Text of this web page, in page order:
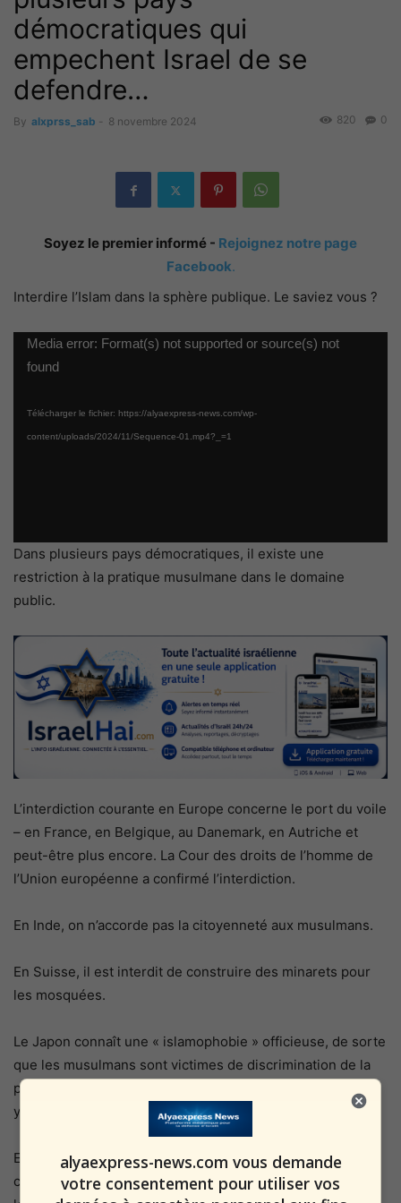
démocratiques qui
empechent Israel de se
defendre…
By alxprss_sab - 8 novembre 2024 0
820
Soyez le premier informé - Rejoignez notre page
Facebook.
Interdire l’Islam dans la sphère publique. Le saviez vous ?
Lecteur
vidéo
Media error: Format(s) not supported or source(s) not
found
Télécharger le fichier: https://alyaexpress-news.com/wp-
content/uploads/2024/11/Sequence-01.mp4?_=1
Dans plusieurs pays démocratiques, il existe une
restriction à la pratique musulmane dans le domaine
public.
L’interdiction courante en Europe concerne le port du voile
– en France, en Belgique, au Danemark, en Autriche et
peut-être plus encore. La Cour des droits de l’homme de
l’Union européenne a confirmé l’interdiction.
En Inde, on n’accorde pas la citoyenneté aux musulmans.
En Suisse, il est interdit de construire des minarets pour
les mosquées.
Le Japon connaît une « islamophobie » officieuse, de sorte
que les musulmans sont victimes de discrimination de la
part de la population locale, le gouvernement fermant les
yeux.
En Pologne et dans d’autres pays d’Europe de l’Est, ils
comprennent très bien le danger musulman et bousculent
alyaexpress-news.com vous demande
votre consentement pour utiliser vos